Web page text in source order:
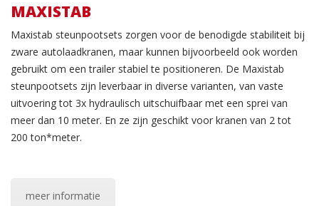
MAXISTAB
Maxistab steunpootsets zorgen voor de benodigde stabiliteit bij
zware autolaadkranen, maar kunnen bijvoorbeeld ook worden
gebruikt om een trailer stabiel te positioneren. De Maxistab
steunpootsets zijn leverbaar in diverse varianten, van vaste
uitvoering tot 3x hydraulisch uitschuifbaar met een sprei van
meer dan 10 meter. En ze zijn geschikt voor kranen van 2 tot
200 ton*meter.
meer informatie